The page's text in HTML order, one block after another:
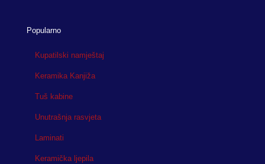
Popularno
Kupatilski namještaj
Keramika Kanjiža
Tuš kabine
Unutrašnja rasvjeta
Laminati
Keramička ljepila